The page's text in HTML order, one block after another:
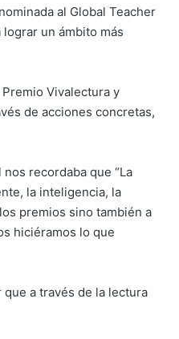
al Global Teacher
un ámbito más
Vivalectura y
de acciones concretas,
recordaba que “La
la inteligencia, la
premios sino también a
hiciéramos lo que
a través de la lectura